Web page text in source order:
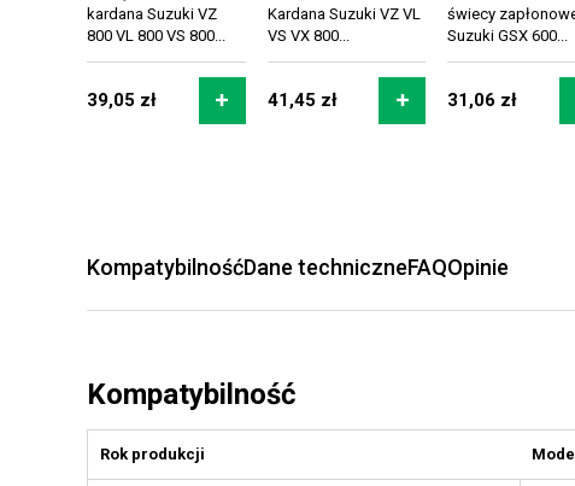
kardana Suzuki VZ
800 VL 800 VS 800...
39,05 zł
Kardana Suzuki VZ VL
VS VX 800...
41,45 zł
świecy
Suzuki GSX 600...
31,06 zł
KompatybilnośćDane techniczneFAQOpinie
Kompatybilność
Rok produkcji